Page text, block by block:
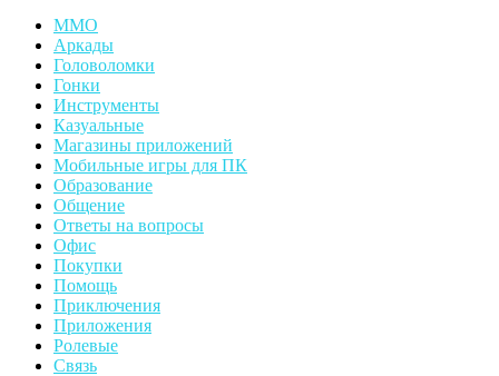
MMO
Аркады
Головоломки
Гонки
Инструменты
Казуальные
Магазины приложений
Мобильные игры для ПК
Образование
Общение
Ответы на вопросы
Офис
Покупки
Помощь
Приключения
Приложения
Ролевые
Связь